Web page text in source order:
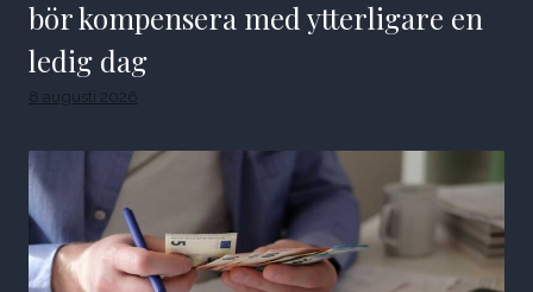
bör kompensera med ytterligare en
ledig dag
8 augusti 2026